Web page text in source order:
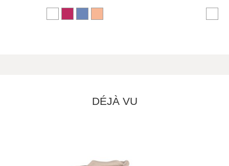
DÉJÀ VU